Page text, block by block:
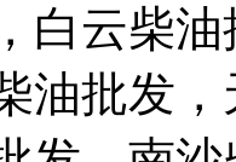
白云柴
油批发